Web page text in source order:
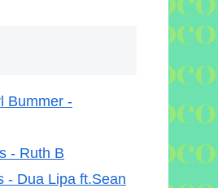
-
- Ruth B
Dua Lipa ft.Sean